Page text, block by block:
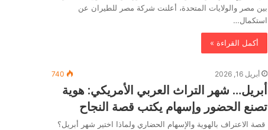
بين مصر والولايات المتحدة، أعلنت شركة مصر للطيران عن
استكمال…
أكمل القراءة »
أبريل 16, 2026 740
أبريل… شهر التراث العربي الأمريكي: هوية
تصنع الحضور وإسهام يكتب قصة النجاح
قصة الاعتراف بالهوية والإسهام الحضاري ولماذا اختير شهر أبريل؟